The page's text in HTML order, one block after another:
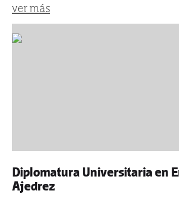
ver más
Diplomatura Universitaria en
Ajedrez